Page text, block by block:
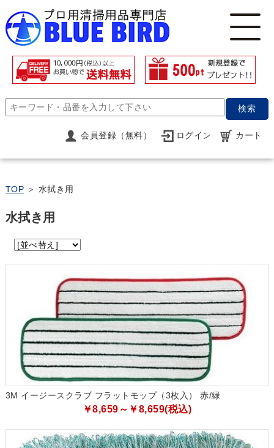
検索
会員登録（無料） ログイン カート
TOP ＞ 水拭き用
水拭き用
3M イージースクラブ フラットモップ（3枚入） 赤/緑
￥8,659～￥8,659(税込)